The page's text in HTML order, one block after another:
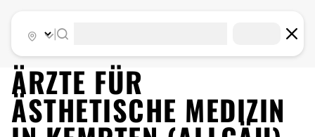
ÄRZTE FÜR
ÄSTHETISCHE MEDIZIN